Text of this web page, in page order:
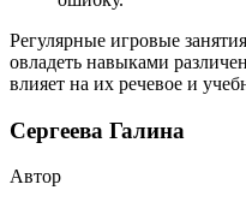
Регулярные игровые
овладеть навыками
влияет на их речевое и
Сергеева Галина
Автор